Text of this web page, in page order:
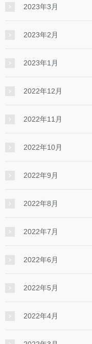
2023年3月
2023年2月
2023年1月
2022年12月
2022年11月
2022年10月
2022年9月
2022年8月
2022年7月
2022年6月
2022年5月
2022年4月